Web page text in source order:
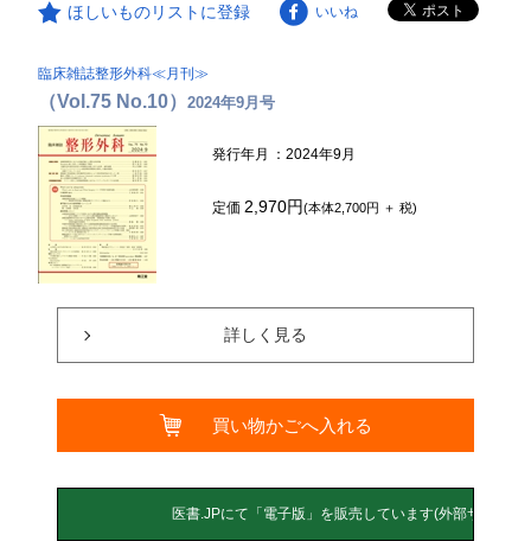
ほしいものリストに登録 いいね
臨床雑誌整形外科≪月刊≫
（Vol.75 No.10）2024年9月号
発行年月 ：2024年9月
定価2,970円(本体2,700円 ＋ 税)
詳しく見る
買い物かごへ入れる